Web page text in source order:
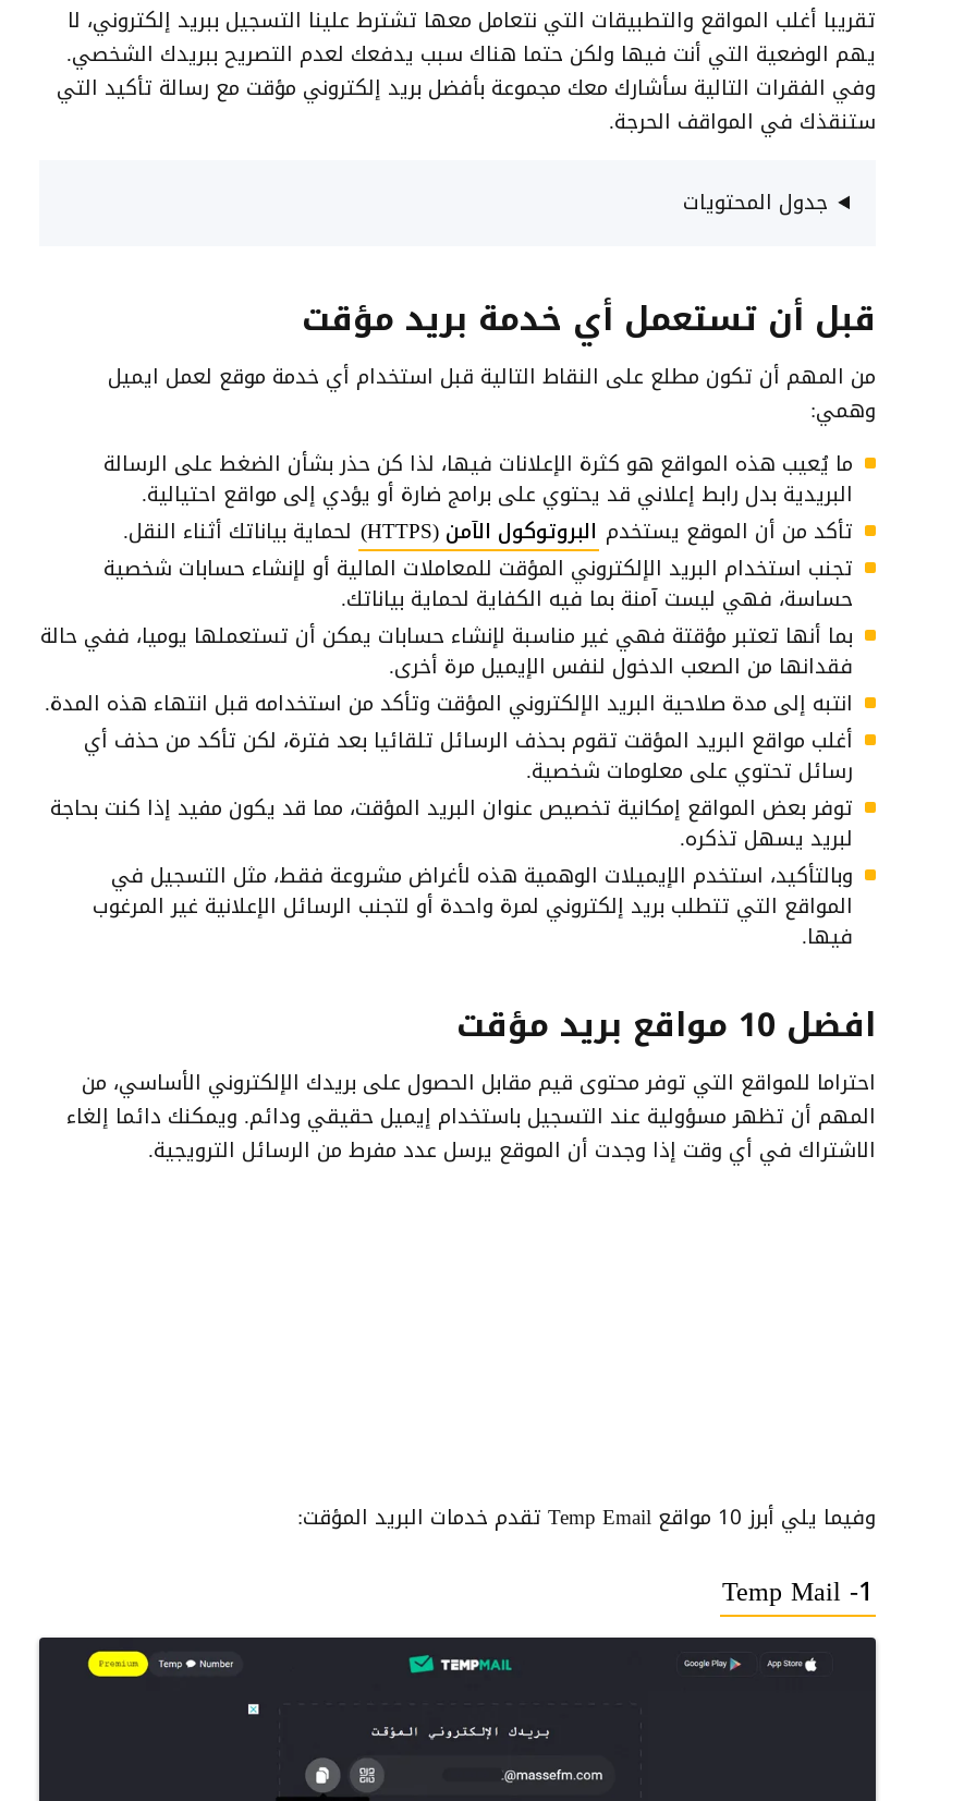
تقريبا أغلب المواقع والتطبيقات التي نتعامل معها تشترط علينا التسجيل ببريد إلكتروني، لا
يهم الوضعية التي أنت فيها ولكن حتما هناك سبب يدفعك لعدم التصريح ببريدك الشخصي.
وفي الفقرات التالية سأشارك معك مجموعة بأفضل بريد إلكتروني مؤقت مع رسالة تأكيد التي
ستنقذك في المواقف الحرجة.
جدول المحتويات
قبل أن تستعمل أي خدمة بريد مؤقت
من المهم أن تكون مطلع على النقاط التالية قبل استخدام أي خدمة موقع لعمل ايميل
وهمي:
ما يُعيب هذه المواقع هو كثرة الإعلانات فيها، لذا كن حذر بشأن الضغط على الرسالة
البريدية بدل رابط إعلاني قد يحتوي على برامج ضارة أو يؤدي إلى مواقع احتيالية.
تأكد من أن الموقع يستخدم البروتوكول الآمن (HTTPS)
لحماية بياناتك أثناء النقل.
تجنب استخدام البريد الإلكتروني المؤقت للمعاملات المالية أو لإنشاء حسابات شخصية
حساسة، فهي ليست آمنة بما فيه الكفاية لحماية بياناتك.
بما أنها تعتبر مؤقتة فهي غير مناسبة لإنشاء حسابات يمكن أن تستعملها يوميا، ففي حالة
فقدانها من الصعب الدخول لنفس الإيميل مرة أخرى.
انتبه إلى مدة صلاحية البريد الإلكتروني المؤقت وتأكد من استخدامه قبل انتهاء هذه المدة.
أغلب مواقع البريد المؤقت تقوم بحذف الرسائل تلقائيا بعد فترة، لكن تأكد من حذف أي
رسائل تحتوي على معلومات شخصية.
توفر بعض المواقع إمكانية تخصيص عنوان البريد المؤقت، مما قد يكون مفيد إذا كنت بحاجة
لبريد يسهل تذكره.
وبالتأكيد، استخدم الإيميلات الوهمية هذه لأغراض مشروعة فقط، مثل التسجيل في
المواقع التي تتطلب بريد إلكتروني لمرة واحدة أو لتجنب الرسائل الإعلانية غير المرغوب
فيها.
افضل 10 مواقع بريد مؤقت
احتراما للمواقع التي توفر محتوى قيم مقابل الحصول على بريدك الإلكتروني الأساسي، من
المهم أن تظهر مسؤولية عند التسجيل باستخدام إيميل حقيقي ودائم. ويمكنك دائما إلغاء
الاشتراك في أي وقت إذا وجدت أن الموقع يرسل عدد مفرط من الرسائل الترويجية.
وفيما يلي أبرز 10 مواقع Temp Email تقدم خدمات البريد المؤقت:
1- Temp Mail